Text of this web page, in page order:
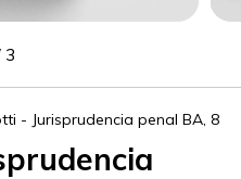
3
- Jurisprudencia penal BA, 8